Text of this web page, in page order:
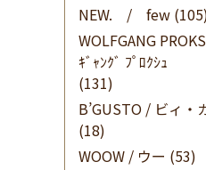
NEW. / few
WOLFGANG
ｷﾞｬﾝｸﾞ ﾌﾟﾛｸｼｭ
(131)
B’GUSTO / ビィ・
(18)
WOOW / ウー (53)